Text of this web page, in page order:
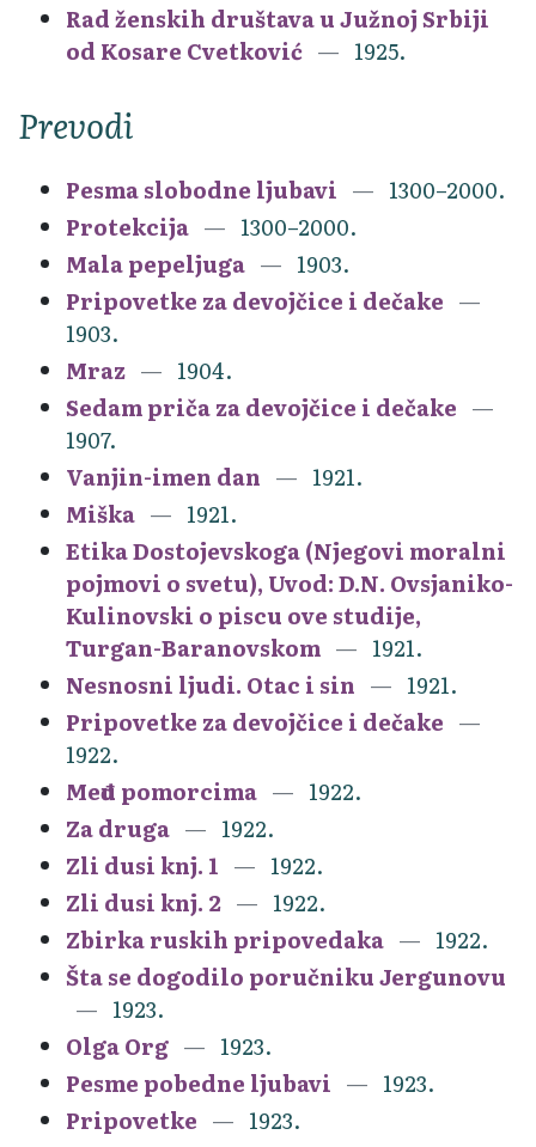
Rad ženskih društava u Južnoj Srbiji
od Kosare Cvetković
1925.
Prevodi
Pesma slobodne ljubavi
1300–2000.
Protekcija
1300–2000.
Mala pepeljuga
1903.
Pripovetke za devojčice i dečake
1903.
Mraz
1904.
Sedam priča za devojčice i dečake
1907.
Vanjin-imen dan
1921.
Miška
1921.
Etika Dostojevskoga (Njegovi moralni
pojmovi o svetu), Uvod: D.N. Ovsjaniko-
Kulinovski o piscu ove studije,
Turgan-Baranovskom
1921.
Nesnosni ljudi. Otac i sin
1921.
Pripovetke za devojčice i dečake
1922.
Među pomorcima
1922.
Za druga
1922.
Zli dusi knj. 1
1922.
Zli dusi knj. 2
1922.
Zbirka ruskih pripovedaka
1922.
Šta se dogodilo poručniku Jergunovu
1923.
Olga Org
1923.
Pesme pobedne ljubavi
1923.
Pripovetke
1923.